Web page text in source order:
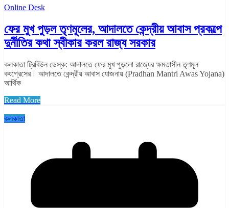
Online Desk
ফের মুখ পুড়ল তৃণমূলের, আদালতে কেন্দ্রীয় আবাস প্রকল্পে
দুর্নীতির কথা স্বীকার করল রাজ্য সরকার
কলকাতা ট্রিবিউন ডেস্ক: আদালতে ফের মুখ পুড়লো রাজ্যের ক্ষমতাসীন তৃণমূল
কংগ্রেসের। আদালতে কেন্দ্রীয় আবাস যোজনায় (Pradhan Mantri Awas Yojana)
আর্থিক
Read More
কলকাতা